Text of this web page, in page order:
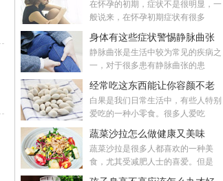
在怀孕的初期，症状不是很明显，一
般说来，在怀孕初期症状有很多
身体有这些症状警惕静脉曲张
静脉曲张是生活中较为常见的疾病之
一，对于很多患有静脉曲张的患
经常吃这东西能让你容颜不老
白果是我们日常生活中，有些人特别
爱吃的一种小零食。很多人爱吃
蔬菜沙拉怎么做健康又美味
蔬菜沙拉是很多人都喜欢的一种美
食，尤其受减肥人士的喜爱。但是